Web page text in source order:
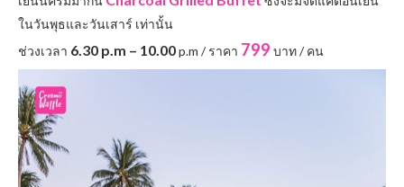
ในวันพุธและวันเสาร์ เท่านั้น
ช่วงเวลา 6.30 p.m – 10.00p.m / ราคา 799 บาท / คน